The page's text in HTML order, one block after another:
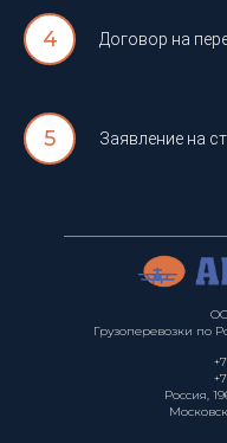
Договор на
Заявление на
Россия,
Грузоперевозки по